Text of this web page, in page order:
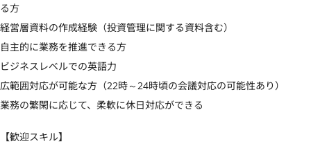
る方
経営層資料の作成経験（投資管理に関する資料含む）
自主的に業務を推進できる方
ビジネスレベルでの英語力
広範囲対応が可能な方（22時～24時頃の会議対応の可能性あり）
業務の繁閑に応じて、柔軟に休日対応ができる
【歓迎スキル】